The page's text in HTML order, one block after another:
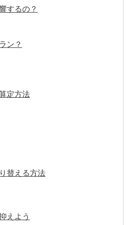
するの？
ン？
定方法
替える方法
えよう